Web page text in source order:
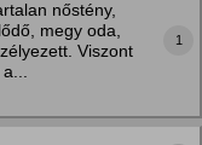
nőstény,
megy oda,
Viszont
1